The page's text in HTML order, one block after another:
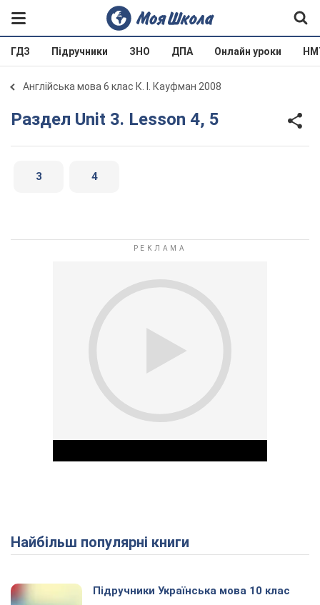
ГДЗ Підручники ЗНО ДПА Онлайн уроки
Англійська мова 6 клас К. І. Кауфман 2008
Раздел Unit 3. Lesson 4, 5
3 4
Play Video
Найбільш популярні книги
Підручники Українська мова 10 клас